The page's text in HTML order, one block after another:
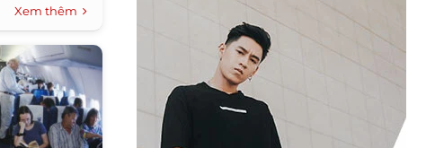
Xem thêm